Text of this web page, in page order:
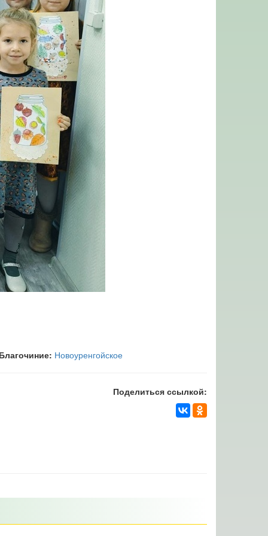
Новоуренгойское
Поделиться ссылкой: